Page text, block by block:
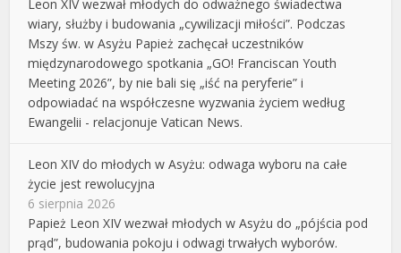
Leon XIV wezwał młodych do odważnego świadectwa
wiary, służby i budowania „cywilizacji miłości”. Podczas
Mszy św. w Asyżu Papież zachęcał uczestników
międzynarodowego spotkania „GO! Franciscan Youth
Meeting 2026”, by nie bali się „iść na peryferie” i
odpowiadać na współczesne wyzwania życiem według
Ewangelii - relacjonuje Vatican News.
Leon XIV do młodych w Asyżu: odwaga wyboru na całe
życie jest rewolucyjna
6 sierpnia 2026
Papież Leon XIV wezwał młodych w Asyżu do „pójścia pod
prąd”, budowania pokoju i odwagi trwałych wyborów.